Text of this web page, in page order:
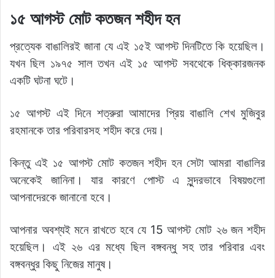
১৫ আগস্ট মোট কতজন শহীদ হন
প্রত্যেক বাঙালিরই জানা যে এই ১৫ই আগস্ট দিনটিতে কি হয়েছিল।
যখন ছিল ১৯৭৫ সাল তখন এই ১৫ আগস্ট সবথেকে ধিক্কারজনক
একটি ঘটনা ঘটে।
১৫ আগস্ট এই দিনে শত্রুরা আমাদের প্রিয় বাঙালি শেখ মুজিবুর
রহমানকে তার পরিবারসহ শহীদ করে দেয়।
কিন্তু এই ১৫ আগস্ট মোট কতজন শহীদ হন সেটা আমরা বাঙালির
অনেকেই জানিনা। যার কারণে পোস্ট এ সুন্দরভাবে বিষয়গুলো
আপনাদেরকে জানানো হবে।
আপনার অবশ্যই মনে রাখতে হবে যে 15 আগস্ট মোট ২৬ জন শহীদ
হয়েছিল। এই ২৬ এর মধ্যে ছিল বঙ্গবন্ধু সহ তার পরিবার এবং
বঙ্গবন্ধুর কিছু নিজের মানুষ।